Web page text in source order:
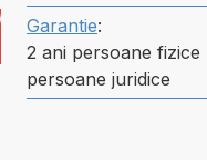
Garantie:
2 ani persoane fizice
persoane juridice